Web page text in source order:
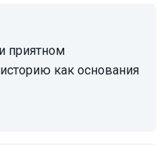
как основания